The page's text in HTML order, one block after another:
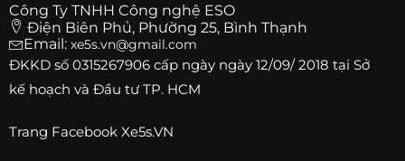
Công Ty TNHH Công nghệ ESO
Điện Biên Phủ, Phường 25, Bình Thạnh
Email: xe5s.vn@gmail.com
ĐKKD số 0315267906 cấp ngày ngày 12/09/ 2018 tại Sở
kế hoạch và Đầu tư TP. HCM
Trang Facebook Xe5s.VN